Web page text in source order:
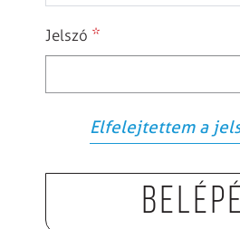
Jelszó *
Elfelejtettem a